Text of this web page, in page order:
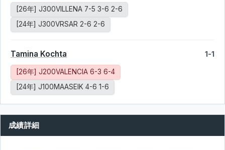
[26年] J300VILLENA 7-5 3-6 2-6
[24年] J300VRSAR 2-6 2-6
Tamina Kochta 1-1
[26年] J200VALENCIA 6-3 6-4
[24年] J100MAASEIK 4-6 1-6
成績詳細